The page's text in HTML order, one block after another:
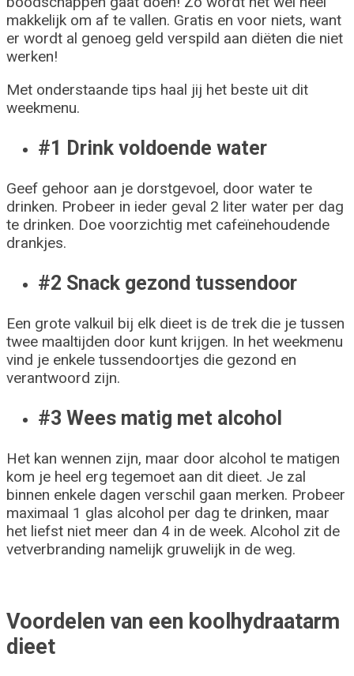
makkelijk om af te vallen. Gratis en voor niets, want
er wordt al genoeg geld verspild aan diëten die niet
werken!
Met onderstaande tips haal jij het beste uit dit
weekmenu.
#1 Drink voldoende water
Geef gehoor aan je dorstgevoel, door water te
drinken. Probeer in ieder geval 2 liter water per dag
te drinken. Doe voorzichtig met cafeïnehoudende
drankjes.
#2 Snack gezond tussendoor
Een grote valkuil bij elk dieet is de trek die je tussen
twee maaltijden door kunt krijgen. In het weekmenu
vind je enkele tussendoortjes die gezond en
verantwoord zijn.
#3 Wees matig met alcohol
Het kan wennen zijn, maar door alcohol te matigen
kom je heel erg tegemoet aan dit dieet. Je zal
binnen enkele dagen verschil gaan merken. Probeer
maximaal 1 glas alcohol per dag te drinken, maar
het liefst niet meer dan 4 in de week. Alcohol zit de
vetverbranding namelijk gruwelijk in de weg.
Voordelen van een koolhydraatarm
dieet